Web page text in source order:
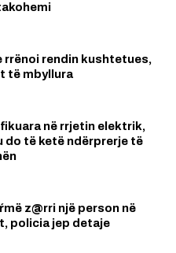
rrënoi rendin kushtetues,
të mbyllura
në rrjetin elektrik,
do të ketë ndërprerje të
z@rri një person në
policia jep detaje